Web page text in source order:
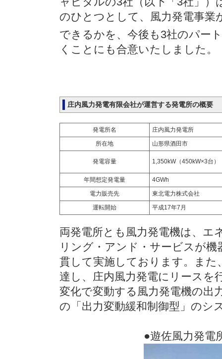
のひとつとして、風力発電事業
できるかを、今後も3社のパー
くことにも合意いたしました。
庄内風力発電有限会社が運営する発電所の概要
発電所名
庄内風力発電所
所在地
山形県酒田市
発電容量 1,350kW（450kW×3台）
年間想定発電量
4GWh
電力販売先
東北電力株式会社
運転開始
平成17年7月
両発電所とも風力発電機は、エ
リング・アンド・サービスが
貫して実施しております。ま
達し、庄内風力発電にリースを
変化で変動する風力発電機の出
の「出力変動緩和制御型」のシ
●遊佐風力発電